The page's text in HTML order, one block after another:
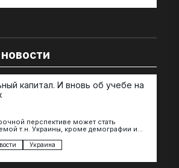
капитал. И вновь об учебе на
перспективе может стать
т.н. Украины, кроме демографии и
Украина